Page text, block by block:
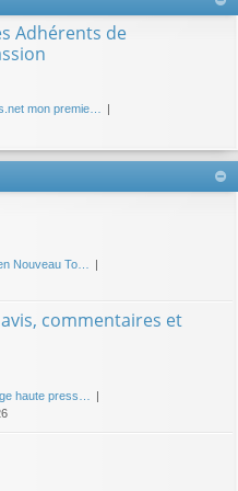
Adhérents de
mon premie…
Nouveau To…
commentaires et
haute press…